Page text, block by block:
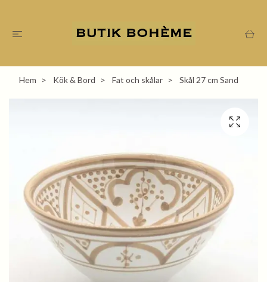
Hem Kök & Bord Fat och skålar Skål 27 cm Sand